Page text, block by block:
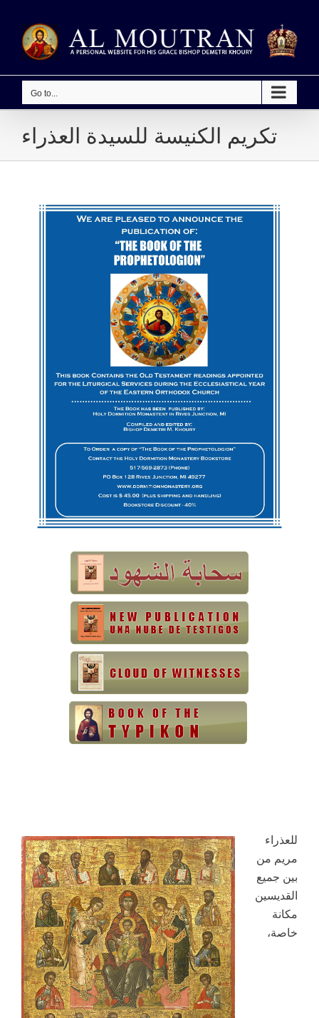
content
Go to...
تكريم الكنيسة للسيدة العذراء
للعذراء
مريم من
بين جميع
القديسين
مكانة
خاصة،